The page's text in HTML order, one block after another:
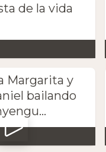
de la vida
Margarita y
bailando